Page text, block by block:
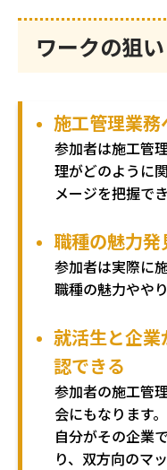
求人原稿作成
CUBIC適
オンボーデ
HR Ring
ワークの狙い
施工管理業
参加者は施工管
理がどのように
メージを把握でき
職種の魅力発
参加者は実際に
職種の魅力やや
就活生と企
認できる
参加者の施工管
会にもなります
自分がその企業
り、双方向のマ